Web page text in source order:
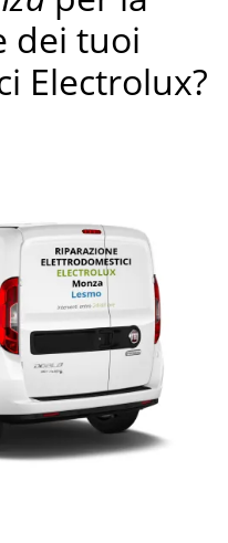
dei tuoi
Electrolux?